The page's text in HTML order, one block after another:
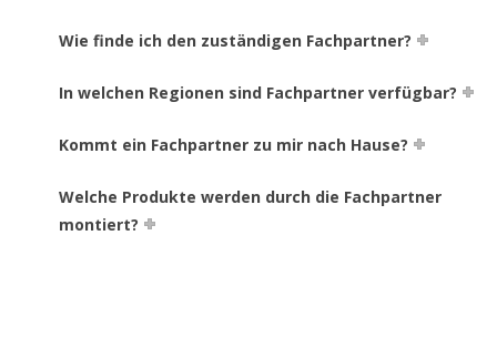
Wie finde ich den zuständigen Fachpartner?
In welchen Regionen sind Fachpartner verfügbar?
Kommt ein Fachpartner zu mir nach Hause?
Welche Produkte werden durch die Fachpartner
montiert?